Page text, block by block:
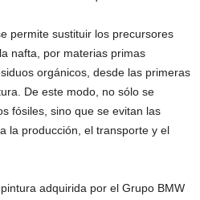
permite sustituir los precursores
nafta, por materias primas
orgánicos, desde las primeras
De este modo, no sólo se
fósiles, sino que se evitan las
la producción, el transporte y el
adquirida por el Grupo BMW